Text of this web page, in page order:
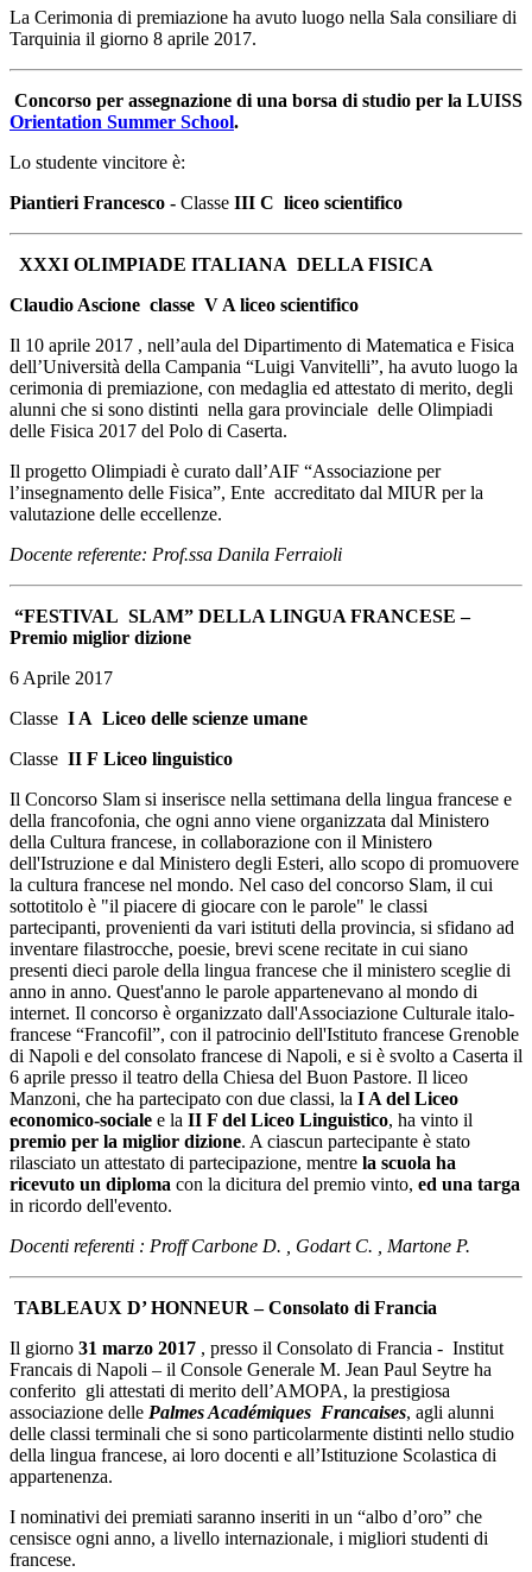
La Cerimonia di premiazione ha avuto luogo nella Sala consiliare di
Tarquinia il giorno 8 aprile 2017.
Concorso per assegnazione di una borsa di studio per la LUISS
Orientation Summer School.
Lo studente vincitore è:
Piantieri Francesco - Classe III C liceo scientifico
XXXI OLIMPIADE ITALIANA DELLA FISICA
Claudio Ascione classe V A liceo scientifico
Il 10 aprile 2017 , nell’aula del Dipartimento di Matematica e Fisica
dell’Università della Campania “Luigi Vanvitelli”, ha avuto luogo la
cerimonia di premiazione, con medaglia ed attestato di merito, degli
alunni che si sono distinti nella gara provinciale delle Olimpiadi
delle Fisica 2017 del Polo di Caserta.
Il progetto Olimpiadi è curato dall’AIF “Associazione per
l’insegnamento delle Fisica”, Ente accreditato dal MIUR per la
valutazione delle eccellenze.
Docente referente: Prof.ssa Danila Ferraioli
“FESTIVAL SLAM” DELLA LINGUA FRANCESE –
Premio miglior dizione
6 Aprile 2017
Classe I A Liceo delle scienze umane
Classe II F Liceo linguistico
Il Concorso Slam si inserisce nella settimana della lingua francese e
della francofonia, che ogni anno viene organizzata dal Ministero
della Cultura francese, in collaborazione con il Ministero
dell'Istruzione e dal Ministero degli Esteri, allo scopo di promuovere
la cultura francese nel mondo. Nel caso del concorso Slam, il cui
sottotitolo è "il piacere di giocare con le parole" le classi
partecipanti, provenienti da vari istituti della provincia, si sfidano ad
inventare filastrocche, poesie, brevi scene recitate in cui siano
presenti dieci parole della lingua francese che il ministero sceglie di
anno in anno. Quest'anno le parole appartenevano al mondo di
internet. Il concorso è organizzato dall'Associazione Culturale italo-
francese “Francofil”, con il patrocinio dell'Istituto francese Grenoble
di Napoli e del consolato francese di Napoli, e si è svolto a Caserta il
6 aprile presso il teatro della Chiesa del Buon Pastore. Il liceo
Manzoni, che ha partecipato con due classi, la I A del Liceo
economico-sociale e la II F del Liceo Linguistico, ha vinto il
premio per la miglior dizione. A ciascun partecipante è stato
rilasciato un attestato di partecipazione, mentre la scuola ha
ricevuto un diploma con la dicitura del premio vinto, ed una targa
in ricordo dell'evento.
Docenti referenti : Proff Carbone D. , Godart C. , Martone P.
TABLEAUX D’ HONNEUR – Consolato di Francia
Il giorno 31 marzo 2017 , presso il Consolato di Francia - Institut
Francais di Napoli – il Console Generale M. Jean Paul Seytre ha
conferito gli attestati di merito dell’AMOPA, la prestigiosa
associazione delle Palmes Académiques Francaises, agli alunni
delle classi terminali che si sono particolarmente distinti nello studio
della lingua francese, ai loro docenti e all’Istituzione Scolastica di
appartenenza.
I nominativi dei premiati saranno inseriti in un “albo d’oro” che
censisce ogni anno, a livello internazionale, i migliori studenti di
francese.